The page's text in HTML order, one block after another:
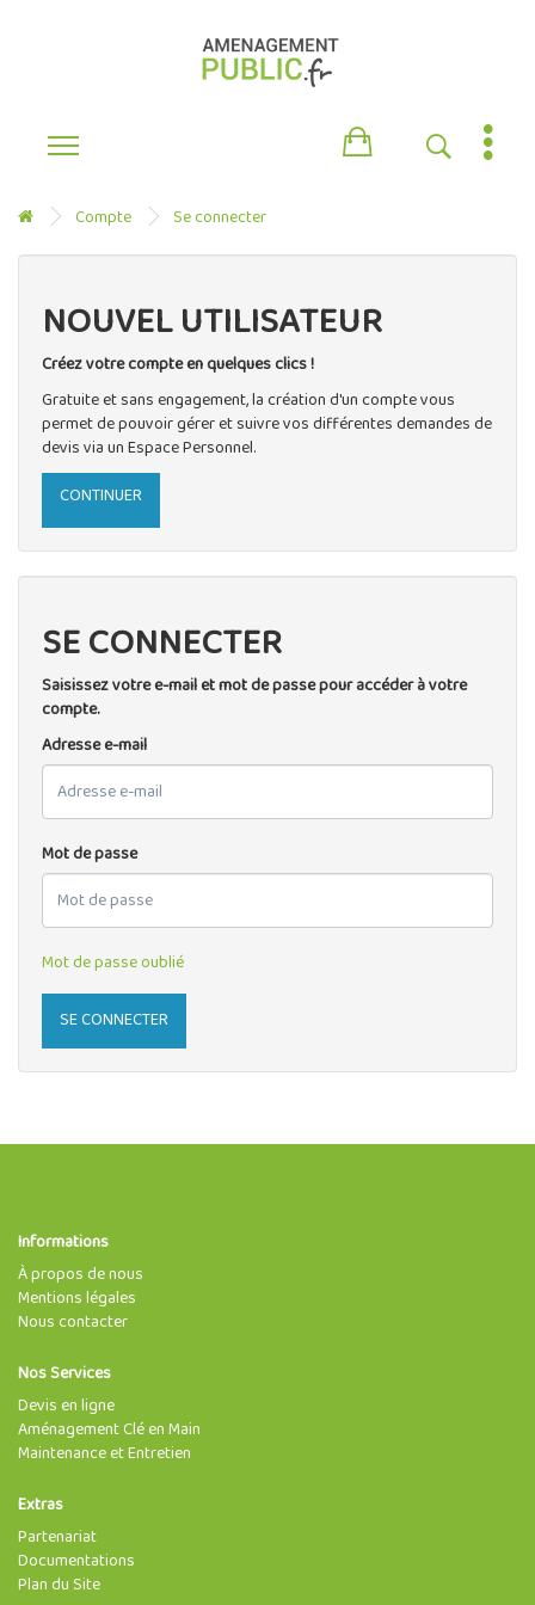
Compte Se connecter
NOUVEL UTILISATEUR
Créez votre compte en quelques clics !
Gratuite et sans engagement, la création d'un compte vous
permet de pouvoir gérer et suivre vos différentes demandes de
devis via un Espace Personnel.
CONTINUER
SE CONNECTER
Saisissez votre e-mail et mot de passe pour accéder à votre
compte.
Adresse e-mail
Mot de passe
Mot de passe oublié
Informations
À propos de nous
Mentions légales
Nous contacter
Nos Services
Devis en ligne
Aménagement Clé en Main
Maintenance et Entretien
Extras
Partenariat
Documentations
Plan du Site